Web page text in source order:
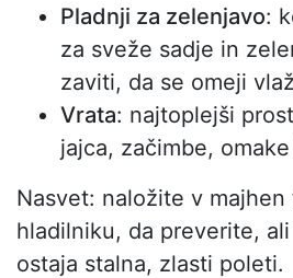
Pladnji za zelenjavo:
za sveže sadje in
zaviti, da se omeji
Vrata: najtoplejši
jajca, začimbe,
Nasvet: naložite v
hladilniku, da preverite,
ostaja stalna, zlasti poleti.